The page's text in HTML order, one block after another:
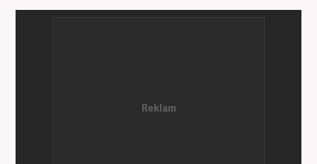
Haber7’de gece editörlüğüne başladı. Halen